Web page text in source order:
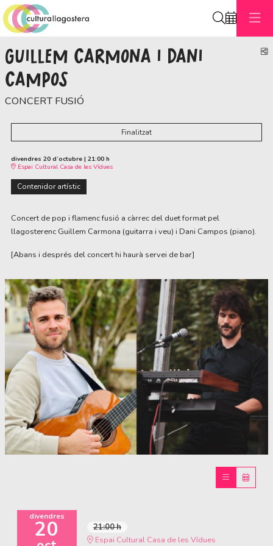
GUILLEM CARMONA I DANI
CAMPOS
CONCERT FUSIÓ
Finalitzat
divendres 20 d’octubre | 21:00 h
Espai Cultural Casa de les Vídues
Contenidor artístic
Concert de pop i flamenc fusió a càrrec del duet format pel
llagosterenc Guillem Carmona (guitarra i veu) i Dani Campos (piano).
[Abans i després del concert hi haurà servei de bar]
divendres
20
21:00 h
Espai Cultural Casa de les Vídues